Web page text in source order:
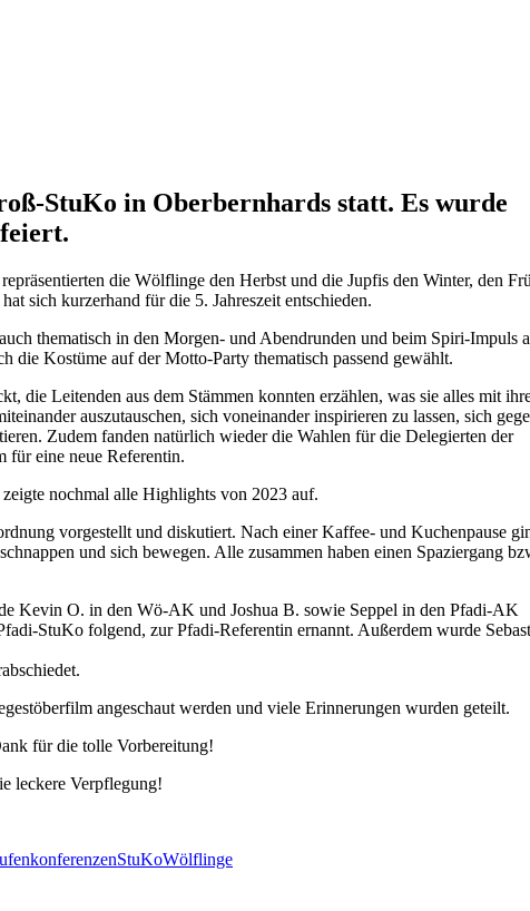
StuKo in Oberbernhards statt. Es wurde
die Wölflinge den Herbst und die Jupfis den Winter, den
sich kurzerhand für die 5. Jahreszeit entschieden.
thematisch in den Morgen- und Abendrunden und beim Spiri-Impuls
die Kostüme auf der Motto-Party thematisch passend gewählt.
die Leitenden aus dem Stämmen konnten erzählen, was sie alles mit
auszutauschen, sich voneinander inspirieren zu lassen, sich
Zudem fanden natürlich wieder die Wahlen für die Delegierten der
für eine neue Referentin.
nochmal alle Highlights von 2023 auf.
vorgestellt und diskutiert. Nach einer Kaffee- und Kuchenpause
und sich bewegen. Alle zusammen haben einen Spaziergang
Kevin O. in den Wö-AK und Joshua B. sowie Seppel in den Pfadi-AK
StuKo folgend, zur Pfadi-Referentin ernannt. Außerdem wurde
angeschaut werden und viele Erinnerungen wurden geteilt.
für die tolle Vorbereitung!
leckere Verpflegung!
StuKoWölflinge